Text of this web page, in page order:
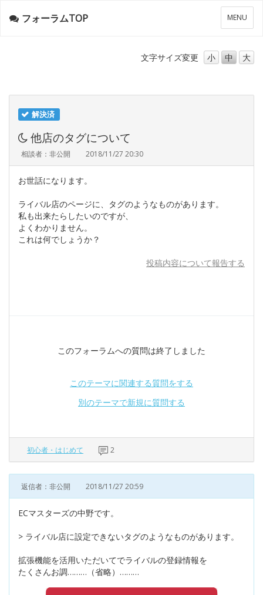
メ
ニ
ー
MENU
フォーラムTOP
文字サイズ変更 小 中 大
解決済
他店のタグについて
相談者：非公開 2018/11/27 20:30
お世話になります。
ライバル店のページに、タグのようなものがあります。
私も出来たらしたいのですが、
よくわかりません。
これは何でしょうか？
投稿内容について報告する
このフォーラムへの質問は終了しました
このテーマに関連する質問をする
別のテーマで新規に質問する
初心者・はじめて 2
返信者：非公開 2018/11/27 20:59
ECマスターズの中野です。
> ライバル店に設定できないタグのようなものがあります。
拡張機能を活用いただいてでライバルの登録情報を
たくさんお調………（省略）………